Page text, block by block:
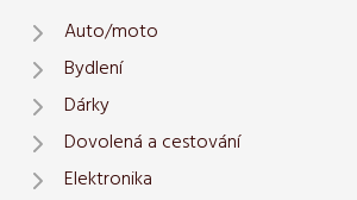
Auto/moto
Bydlení
Dárky
Dovolená a cestování
Elektronika